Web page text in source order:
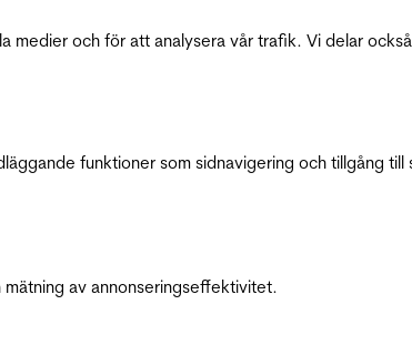
och för att analysera vår trafik. Vi delar
funktioner som sidnavigering och tillgång
av annonseringseffektivitet.